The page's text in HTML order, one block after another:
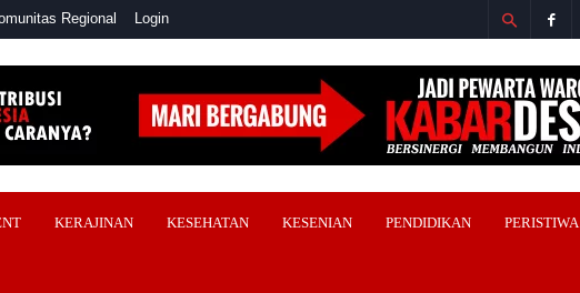
Regional Login
KERAJINAN KESEHATAN KESENIAN PENDIDIKAN PERISTIWA